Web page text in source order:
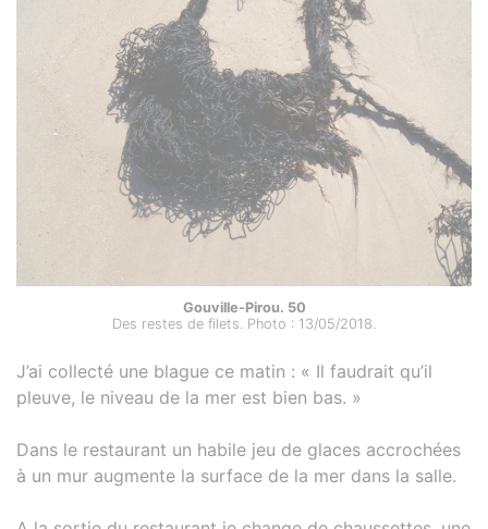
Gouville-Pirou. 50
Des restes de filets. Photo : 13/05/2018.
J’ai collecté une blague ce matin : « Il faudrait qu’il
pleuve, le niveau de la mer est bien bas. »
Dans le restaurant un habile jeu de glaces accrochées
à un mur augmente la surface de la mer dans la salle.